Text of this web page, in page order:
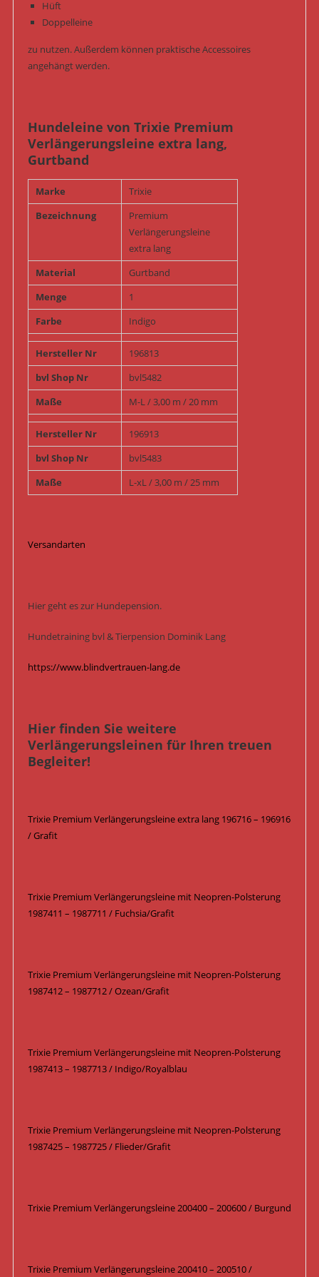
Hüft
Doppelleine
zu nutzen. Außerdem können praktische Accessoires
angehängt werden.
Hundeleine von Trixie Premium
Verlängerungsleine extra lang,
Gurtband
Marke
Trixie
Bezeichnung
Premium
Verlängerungsleine
extra lang
Material
Gurtband
Menge
1
Farbe
Indigo
Hersteller Nr
196813
bvl Shop Nr
bvl5482
Maße
M-L / 3,00 m / 20 mm
Hersteller Nr
196913
bvl Shop Nr
bvl5483
Maße
L-xL / 3,00 m / 25 mm
Versandarten
Hier geht es zur Hundepension.
Hundetraining bvl & Tierpension Dominik Lang
https://www.blindvertrauen-lang.de
Hier finden Sie weitere
Verlängerungsleinen für Ihren treuen
Begleiter!
Trixie Premium Verlängerungsleine extra lang 196716 – 196916
/ Grafit
Trixie Premium Verlängerungsleine mit Neopren-Polsterung
1987411 – 1987711 / Fuchsia/Grafit
Trixie Premium Verlängerungsleine mit Neopren-Polsterung
1987412 – 1987712 / Ozean/Grafit
Trixie Premium Verlängerungsleine mit Neopren-Polsterung
1987413 – 1987713 / Indigo/Royalblau
Trixie Premium Verlängerungsleine mit Neopren-Polsterung
1987425 – 1987725 / Flieder/Grafit
Trixie Premium Verlängerungsleine 200400 – 200600 / Burgund
Trixie Premium Verlängerungsleine 200410 – 200510 /